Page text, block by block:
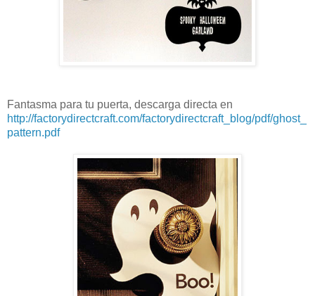
Fantasma para tu puerta, descarga directa en
http://factorydirectcraft.com/factorydirectcraft_blog/pdf/ghost_
pattern.pdf